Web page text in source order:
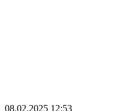
08.02.2025 12:53